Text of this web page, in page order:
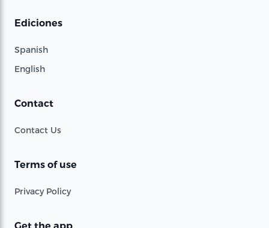
Ediciones
Spanish
English
Contact
Contact Us
Terms of use
Privacy Policy
Get the app